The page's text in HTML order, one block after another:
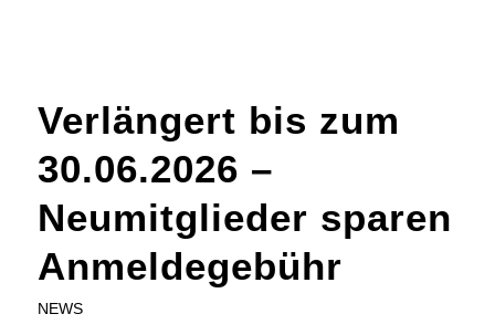
Verlängert bis zum
30.06.2026 –
Neumitglieder sparen
Anmeldegebühr
NEWS